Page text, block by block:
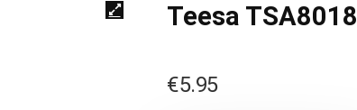
Teesa TSA8018
€5.95